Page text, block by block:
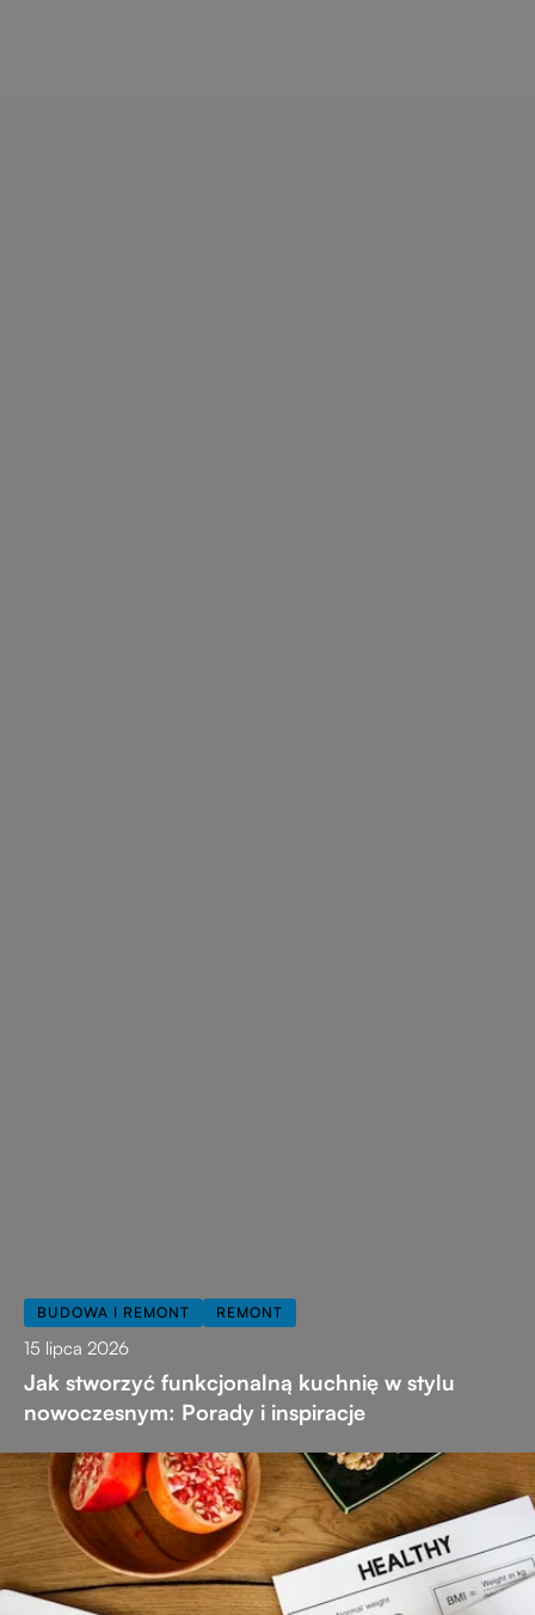
BUDOWA I REMONT REMONT
15 lipca 2026
Jak stworzyć funkcjonalną kuchnię w stylu
nowoczesnym: Porady i inspiracje